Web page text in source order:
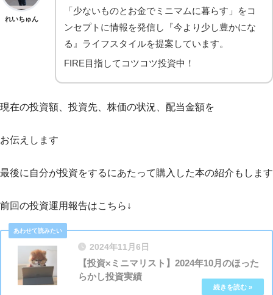
れいちゅん
「少ないものとお金でミニマムに暮らす」をコ
ンセプトに情報を発信し『今より少し豊かにな
る』ライフスタイルを提案しています。
FIRE目指してコツコツ投資中！
現在の投資額、投資先、株価の状況、配当金額を
お伝えします
最後に自分が投資をするにあたって購入した本の紹介もします
前回の投資運用報告はこちら↓
2024年11月6日
【投資×ミニマリスト】2024年10月のほった
らかし投資実績